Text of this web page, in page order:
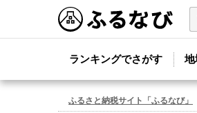
ランキングでさがす
ふるさと納税サイト「ふるなび」